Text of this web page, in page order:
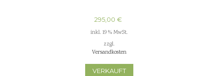
295,00 €
inkl. 19 % MwSt.
zzgl.
Versandkosten
VERKAUFT